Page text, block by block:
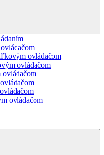
ovládačom
ovládačom
ovládačom